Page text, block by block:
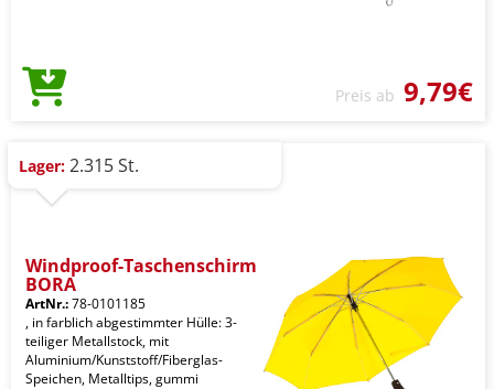
Preis ab 9,79€
Lager: 2.315 St.
Windproof-Taschenschirm
BORA
ArtNr.:78-0101185
, in farblich abgestimmter Hülle: 3-
teiliger Metallstock, mit
Aluminium/Kunststoff/Fiberglas-
Speichen, Metalltips, gummi